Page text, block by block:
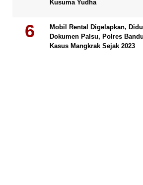
Kusuma Yudha
Mobil Rental Digelapkan,
Dokumen Palsu, Polres
Kasus Mangkrak Sejak 2023